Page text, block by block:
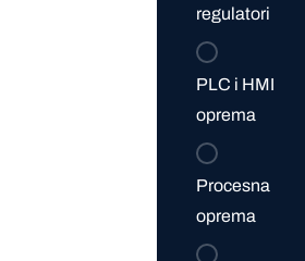
regulatori
PLC i HMI
oprema
Procesna
oprema